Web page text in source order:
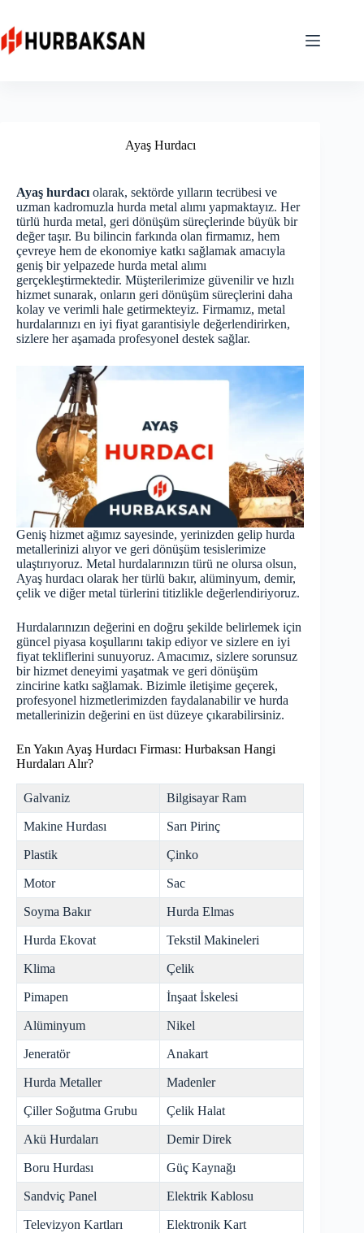
content
Ayaş Hurdacı
Ayaş hurdacı olarak, sektörde yılların tecrübesi ve
uzman kadromuzla hurda metal alımı yapmaktayız. Her
türlü hurda metal, geri dönüşüm süreçlerinde büyük bir
değer taşır. Bu bilincin farkında olan firmamız, hem
çevreye hem de ekonomiye katkı sağlamak amacıyla
geniş bir yelpazede hurda metal alımı
gerçekleştirmektedir. Müşterilerimize güvenilir ve hızlı
hizmet sunarak, onların geri dönüşüm süreçlerini daha
kolay ve verimli hale getirmekteyiz. Firmamız, metal
hurdalarınızı en iyi fiyat garantisiyle değerlendirirken,
sizlere her aşamada profesyonel destek sağlar.
Geniş hizmet ağımız sayesinde, yerinizden gelip hurda
metallerinizi alıyor ve geri dönüşüm tesislerimize
ulaştırıyoruz. Metal hurdalarınızın türü ne olursa olsun,
Ayaş hurdacı olarak her türlü bakır, alüminyum, demir,
çelik ve diğer metal türlerini titizlikle değerlendiriyoruz.
Hurdalarınızın değerini en doğru şekilde belirlemek için
güncel piyasa koşullarını takip ediyor ve sizlere en iyi
fiyat tekliflerini sunuyoruz. Amacımız, sizlere sorunsuz
bir hizmet deneyimi yaşatmak ve geri dönüşüm
zincirine katkı sağlamak. Bizimle iletişime geçerek,
profesyonel hizmetlerimizden faydalanabilir ve hurda
metallerinizin değerini en üst düzeye çıkarabilirsiniz.
En Yakın Ayaş Hurdacı Firması: Hurbaksan Hangi
Hurdaları Alır?
Galvaniz Bilgisayar Ram
Makine Hurdası Sarı Pirinç
Plastik Çinko
Motor Sac
Soyma Bakır Hurda Elmas
Hurda Ekovat Tekstil Makineleri
Klima Çelik
Pimapen İnşaat İskelesi
Alüminyum Nikel
Jeneratör Anakart
Hurda Metaller Madenler
Çiller Soğutma Grubu Çelik Halat
Akü Hurdaları Demir Direk
Boru Hurdası Güç Kaynağı
Sandviç Panel Elektrik Kablosu
Televizyon Kartları Elektronik Kart